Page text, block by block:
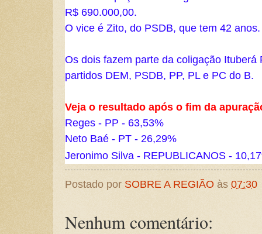
R$ 690.000,00.
O vice é Zito, do PSDB, que tem 42 anos.
Os dois fazem parte da coligação Ituberá
partidos DEM, PSDB, PP, PL e PC do B.
Veja o resultado após o fim da
Reges - PP - 63,53%
Neto Baé - PT - 26,29%
Jeronimo Silva - REPUBLICANOS -
Postado por SOBRE A REGIÃO às 07:30
Nenhum comentário: